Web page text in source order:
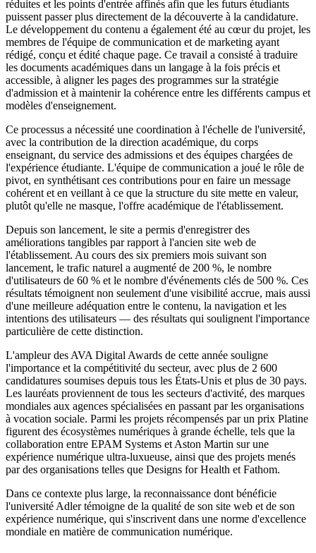
réduites et les points d'entrée affinés afin que les futurs étudiants
puissent passer plus directement de la découverte à la candidature.
Le développement du contenu a également été au cœur du projet, les
membres de l'équipe de communication et de marketing ayant
rédigé, conçu et édité chaque page. Ce travail a consisté à traduire
les documents académiques dans un langage à la fois précis et
accessible, à aligner les pages des programmes sur la stratégie
d'admission et à maintenir la cohérence entre les différents campus et
modèles d'enseignement.
Ce processus a nécessité une coordination à l'échelle de l'université,
avec la contribution de la direction académique, du corps
enseignant, du service des admissions et des équipes chargées de
l'expérience étudiante. L'équipe de communication a joué le rôle de
pivot, en synthétisant ces contributions pour en faire un message
cohérent et en veillant à ce que la structure du site mette en valeur,
plutôt qu'elle ne masque, l'offre académique de l'établissement.
Depuis son lancement, le site a permis d'enregistrer des
améliorations tangibles par rapport à l'ancien site web de
l'établissement. Au cours des six premiers mois suivant son
lancement, le trafic naturel a augmenté de 200 %, le nombre
d'utilisateurs de 60 % et le nombre d'événements clés de 500 %. Ces
résultats témoignent non seulement d'une visibilité accrue, mais aussi
d'une meilleure adéquation entre le contenu, la navigation et les
intentions des utilisateurs — des résultats qui soulignent l'importance
particulière de cette distinction.
L'ampleur des AVA Digital Awards de cette année souligne
l'importance et la compétitivité du secteur, avec plus de 2 600
candidatures soumises depuis tous les États-Unis et plus de 30 pays.
Les lauréats proviennent de tous les secteurs d'activité, des marques
mondiales aux agences spécialisées en passant par les organisations
à vocation sociale. Parmi les projets récompensés par un prix Platine
figurent des écosystèmes numériques à grande échelle, tels que la
collaboration entre EPAM Systems et Aston Martin sur une
expérience numérique ultra-luxueuse, ainsi que des projets menés
par des organisations telles que Designs for Health et Fathom.
Dans ce contexte plus large, la reconnaissance dont bénéficie
l'université Adler témoigne de la qualité de son site web et de son
expérience numérique, qui s'inscrivent dans une norme d'excellence
mondiale en matière de communication numérique.